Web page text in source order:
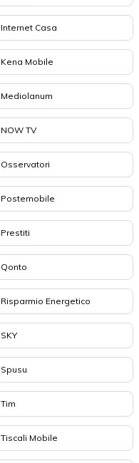
Internet Casa
Kena Mobile
Mediolanum
NOW TV
Osservatori
Postemobile
Prestiti
Qonto
Risparmio Energetico
SKY
Spusu
Tim
Tiscali Mobile